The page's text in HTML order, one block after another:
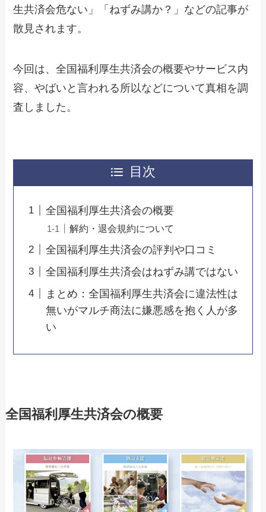
生共済会危ない」「ねずみ講か？」などの記事が
散見されます。
今回は、全国福利厚生共済会の概要やサービス内
容、やばいと言われる所以などについて真相を調
査しました。
目次
全国福利厚生共済会の概要
解約・退会規約について
全国福利厚生共済会の評判や口コミ
全国福利厚生共済会はねずみ講ではない
まとめ：全国福利厚生共済会に違法性は
無いがマルチ商法に嫌悪感を抱く人が多
い
全国福利厚生共済会の概要